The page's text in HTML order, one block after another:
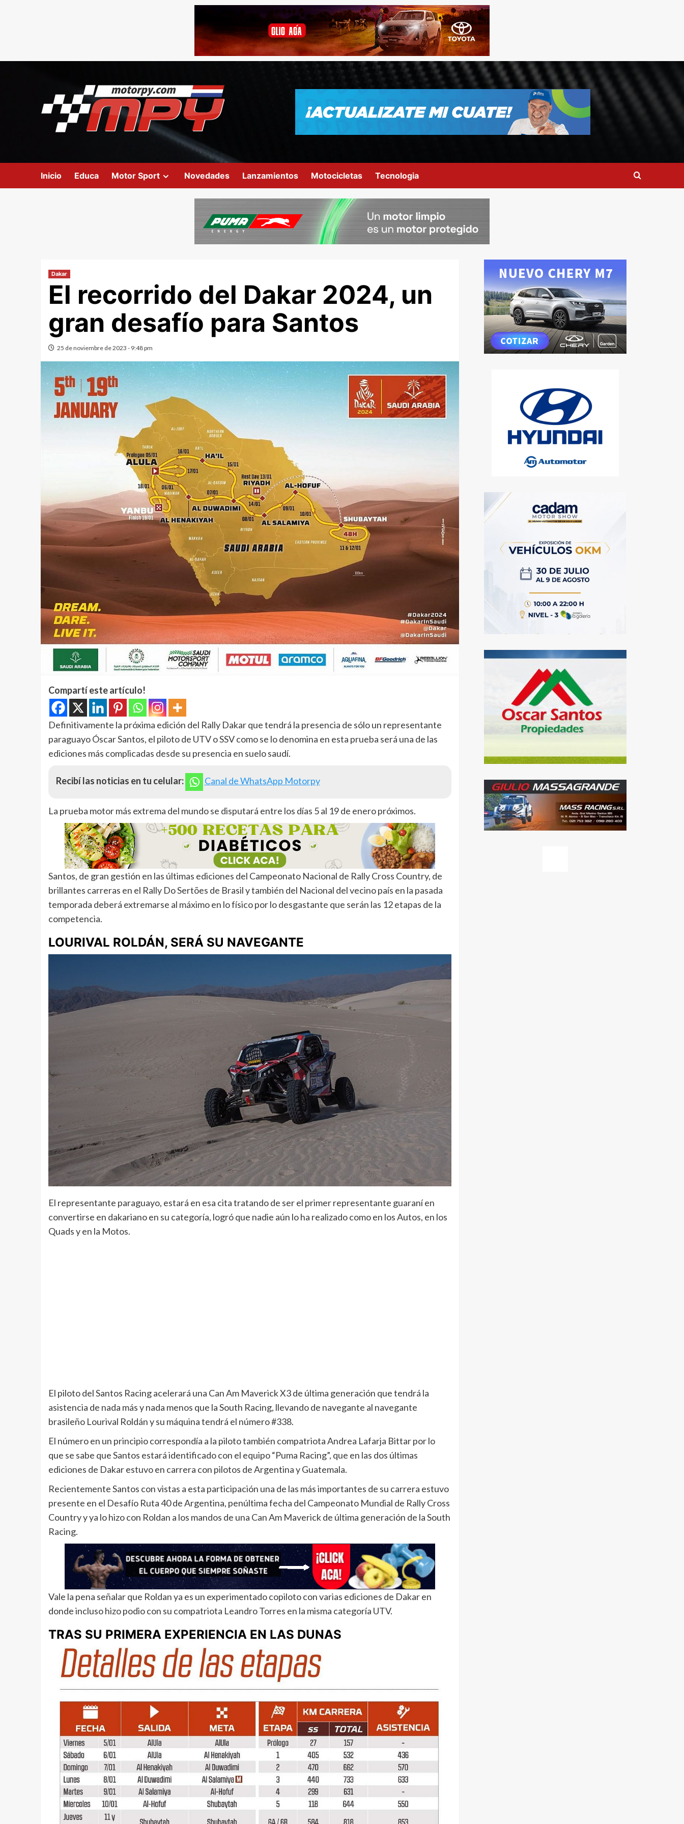
Inicio Educa Motor Sport Novedades Lanzamientos Motocicletas Tecnologia
Dakar
El recorrido del Dakar 2024, un
gran desafío para Santos
25 de noviembre de 2023 - 9:48 pm
Compartí este artículo!
Definitivamente la próxima edición del Rally Dakar que tendrá la presencia de sólo un representante
paraguayo Óscar Santos, el piloto de UTV o SSV como se lo denomina en esta prueba será una de las
ediciones más complicadas desde su presencia en suelo saudí.
Recibí las noticias en tu celular: Canal de WhatsApp Motorpy
La prueba motor más extrema del mundo se disputará entre los días 5 al 19 de enero próximos.
Santos, de gran gestión en las últimas ediciones del Campeonato Nacional de Rally Cross Country, de
brillantes carreras en el Rally Do Sertões de Brasil y también del Nacional del vecino país en la pasada
temporada deberá extremarse al máximo en lo físico por lo desgastante que serán las 12 etapas de la
competencia.
LOURIVAL ROLDÁN, SERÁ SU NAVEGANTE
El representante paraguayo, estará en esa cita tratando de ser el primer representante guaraní en
convertirse en dakariano en su categoría, logró que nadie aún lo ha realizado como en los Autos, en los
Quads y en la Motos.
El piloto del Santos Racing acelerará una Can Am Maverick X3 de última generación que tendrá la
asistencia de nada más y nada menos que la South Racing, llevando de navegante al navegante
brasileño Lourival Roldán y su máquina tendrá el número #338.
El número en un principio correspondía a la piloto también compatriota Andrea Lafarja Bittar por lo
que se sabe que Santos estará identificado con el equipo “Puma Racing”, que en las dos últimas
ediciones de Dakar estuvo en carrera con pilotos de Argentina y Guatemala.
Recientemente Santos con vistas a esta participación una de las más importantes de su carrera estuvo
presente en el Desafío Ruta 40 de Argentina, penúltima fecha del Campeonato Mundial de Rally Cross
Country y ya lo hizo con Roldan a los mandos de una Can Am Maverick de última generación de la South
Racing.
Vale la pena señalar que Roldan ya es un experimentado copiloto con varias ediciones de Dakar en
donde incluso hizo podio con su compatriota Leandro Torres en la misma categoría UTV.
TRAS SU PRIMERA EXPERIENCIA EN LAS DUNAS